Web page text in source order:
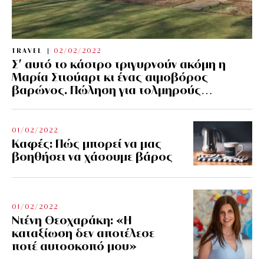
TRAVEL 02/02/2022
Σ’ αυτό το κάστρο τριγυρνούν ακόμη η
Μαρία Στιούαρτ κι ένας αιμοβόρος
βαρώνος. Πώληση για τολμηρούς…
01/02/2022
Kαφές: Πώς μπορεί να μας
βοηθήσει να χάσουμε βάρος
01/02/2022
Ντένη Θεοχαράκη: «Η
καταξίωση δεν αποτέλεσε
ποτέ αυτοσκοπό μου»